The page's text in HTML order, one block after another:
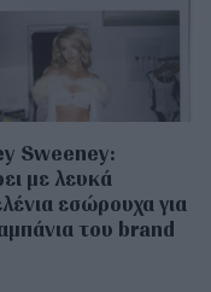
Sweeney:
με λευκά
εσώρουχα για
του brand